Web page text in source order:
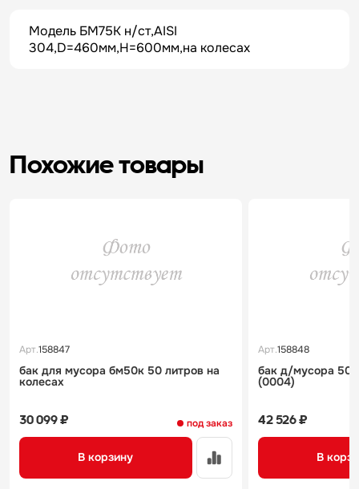
Модель БМ75К н/ст,AISI
304,D=460мм,H=600мм,на колесах
Похожие товары
Арт.158847
бак для мусора бм50к 50 литров на
колесах
под заказ
30 099 ₽
В корзину
Арт.158848
бак д/мусора 50
(0004)
42 526 ₽
В